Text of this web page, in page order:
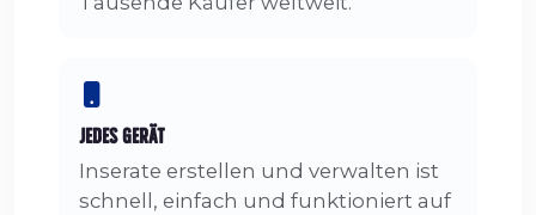
Jedes Gerät
Inserate erstellen und verwalten ist
schnell, einfach und funktioniert auf